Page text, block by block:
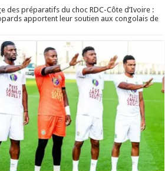
des préparatifs du choc RDC-Côte d’Ivoire :
apportent leur soutien aux congolais de